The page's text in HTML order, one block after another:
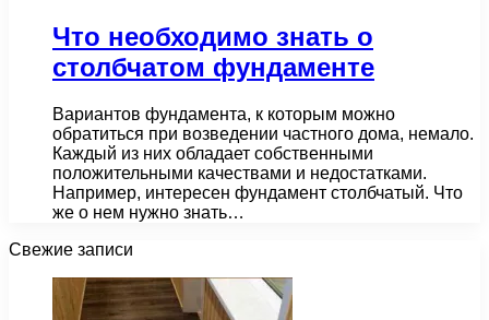
Что необходимо знать о
столбчатом фундаменте
Вариантов фундамента, к которым можно
обратиться при возведении частного дома, немало.
Каждый из них обладает собственными
положительными качествами и недостатками.
Например, интересен фундамент столбчатый. Что
же о нем нужно знать…
Свежие записи